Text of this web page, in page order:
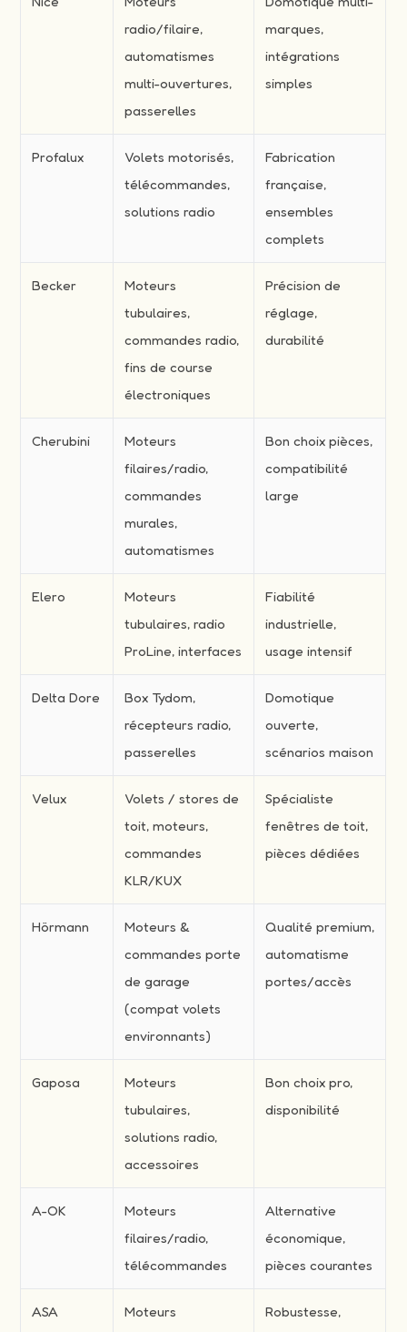
radio/filaire,
automatismes
multi-ouvertures,
passerelles
marques,
intégrations
simples
Profalux
Volets motorisés,
télécommandes,
solutions radio
Fabrication
française,
ensembles
complets
Becker
Moteurs
tubulaires,
commandes radio,
fins de course
électroniques
Précision de
réglage,
durabilité
Cherubini
Moteurs
filaires/radio,
commandes
murales,
automatismes
Bon choix pièces,
compatibilité
large
Elero
Moteurs
tubulaires, radio
ProLine, interfaces
Fiabilité
industrielle,
usage intensif
Delta Dore
Box Tydom,
récepteurs radio,
passerelles
Domotique
ouverte,
scénarios maison
Velux
Volets / stores de
toit, moteurs,
commandes
KLR/KUX
Spécialiste
fenêtres de toit,
pièces dédiées
Hörmann
Moteurs &
commandes porte
de garage
(compat volets
environnants)
Qualité premium,
automatisme
portes/accès
Gaposa
Moteurs
tubulaires,
solutions radio,
accessoires
Bon choix pro,
disponibilité
A-OK
Moteurs
filaires/radio,
télécommandes
Alternative
économique,
pièces courantes
ASA
Moteurs
Robustesse,